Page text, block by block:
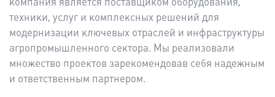
техники, услуг и комплексных решений для
модернизации ключевых отраслей и инфраструктуры
агропромышленного сектора. Мы реализовали
множество проектов зарекомендовав себя надежным
и ответственным партнером.